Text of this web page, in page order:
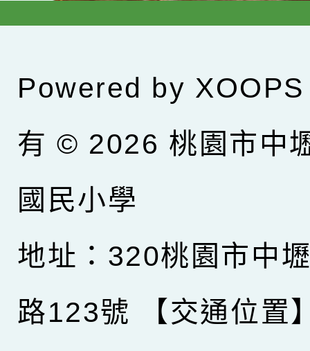
Powered by XOOPS
有 © 2026 桃園市中
國民小學
地址：320桃園市中
路123號
【交通位置